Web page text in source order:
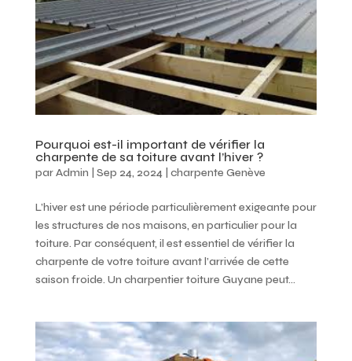
Pourquoi est-il important de vérifier la
charpente de sa toiture avant l’hiver ?
parAdmin Sep 24, 2024| charpente Genève
L’hiver est une période particulièrement exigeante pour
les structures de nos maisons, en particulier pour la
toiture. Par conséquent, il est essentiel de vérifier la
charpente de votre toiture avant l’arrivée de cette
saison froide. Un charpentier toiture Guyane peut...